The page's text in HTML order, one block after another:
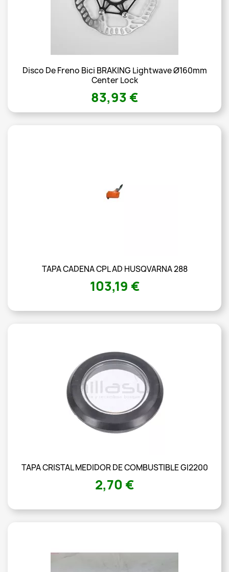
Disco De Freno Bici BRAKING Lightwave Ø160mm
Center Lock
83,93 €
TAPA CADENA CPL AD HUSQVARNA 288
103,19 €
TAPA CRISTAL MEDIDOR DE COMBUSTIBLE GI2200
2,70 €